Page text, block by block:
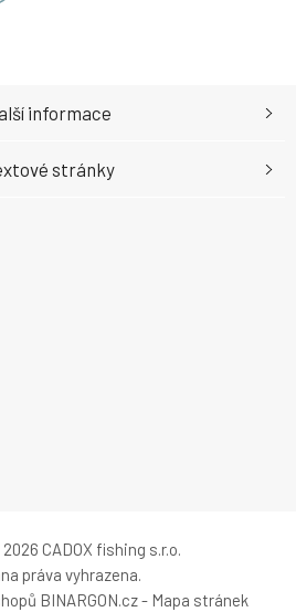
informace
stránky
CADOX fishing s.r.o.
práva vyhrazena.
BINARGON.cz- Mapa stránek